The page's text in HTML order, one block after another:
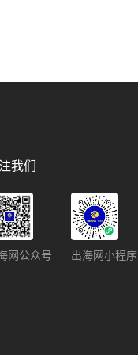
我们
网公众号 出海网小程序